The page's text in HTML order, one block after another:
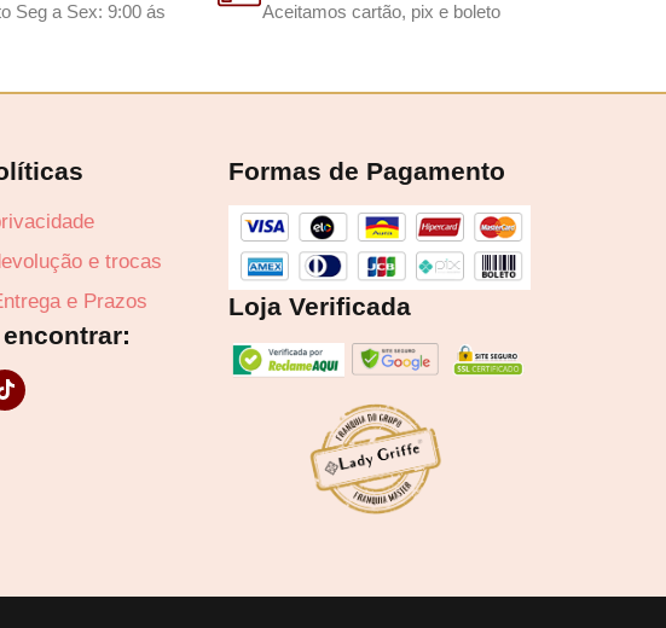
até
Seg a Sex: 9:00 ás
Aceitamos cartão, pix e boleto
e trocas
e Prazos
T
i
k
Formas de Pagamento
Loja Verificada